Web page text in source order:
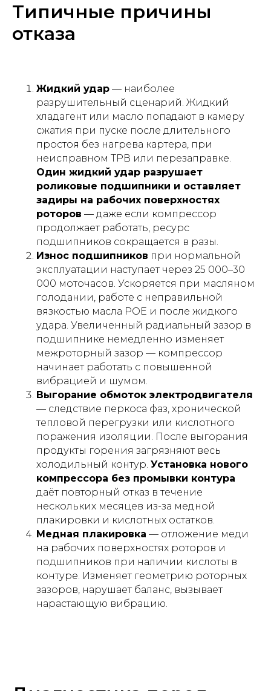
Типичные причины
отказа
Жидкий удар — наиболее
разрушительный сценарий. Жидкий
хладагент или масло попадают в камеру
сжатия при пуске после длительного
простоя без нагрева картера, при
неисправном ТРВ или перезаправке.
Один жидкий удар разрушает
роликовые подшипники и оставляет
задиры на рабочих поверхностях
роторов — даже если компрессор
продолжает работать, ресурс
подшипников сокращается в разы.
Износ подшипников при нормальной
эксплуатации наступает через 25 000–30
000 моточасов. Ускоряется при масляном
голодании, работе с неправильной
вязкостью масла POE и после жидкого
удара. Увеличенный радиальный зазор в
подшипнике немедленно изменяет
межроторный зазор — компрессор
начинает работать с повышенной
вибрацией и шумом.
Выгорание обмоток электродвигателя
— следствие перкоса фаз, хронической
тепловой перегрузки или кислотного
поражения изоляции. После выгорания
продукты горения загрязняют весь
холодильный контур. Установка нового
компрессора без промывки контура
даёт повторный отказ в течение
нескольких месяцев из-за медной
плакировки и кислотных остатков.
Медная плакировка — отложение меди
на рабочих поверхностях роторов и
подшипников при наличии кислоты в
контуре. Изменяет геометрию роторных
зазоров, нарушает баланс, вызывает
нарастающую вибрацию.